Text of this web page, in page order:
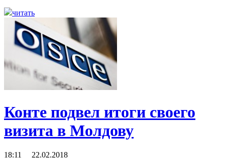
читать
Конте подвел итоги своего
визита в Молдову
18:11 22.02.2018